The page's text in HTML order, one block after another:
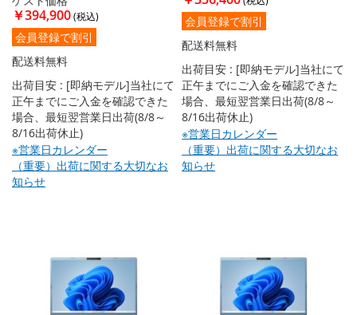
￥394,900
会員登録で割引
配送料無料
出荷目安 : [即納モデル]当社にて
正午までにご入金を確認できた
場合、最短翌営業日出荷(8/8～
8/16出荷休止)
※営業日カレンダー
（重要）出荷に関する大切なお
知らせ
会員登録で割引
配送料無料
出荷目安 : [即納モデル]当社にて
正午までにご入金を確認できた
場合、最短翌営業日出荷(8/8～
8/16出荷休止)
※営業日カレンダー
（重要）出荷に関する大切なお
知らせ